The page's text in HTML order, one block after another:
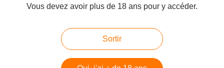
Vous devez avoir plus de 18 ans pour y accéder.
Sortir